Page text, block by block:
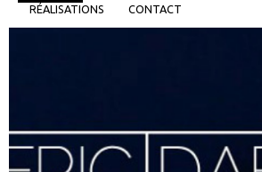
RÉALISATIONS
CONTACT